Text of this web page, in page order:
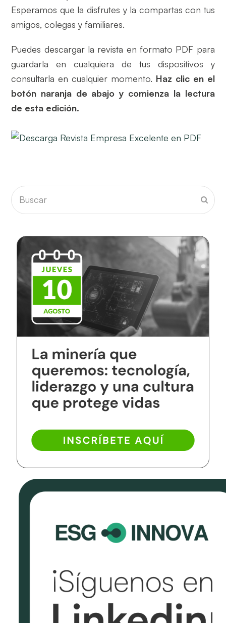
Esperamos que la disfrutes y la compartas con tus
amigos, colegas y familiares.
Puedes descargar la revista en formato PDF para
guardarla en cualquiera de tus dispositivos y
consultarla en cualquier momento. Haz clic en el
botón naranja de abajo y comienza la lectura
de esta edición.
Buscar